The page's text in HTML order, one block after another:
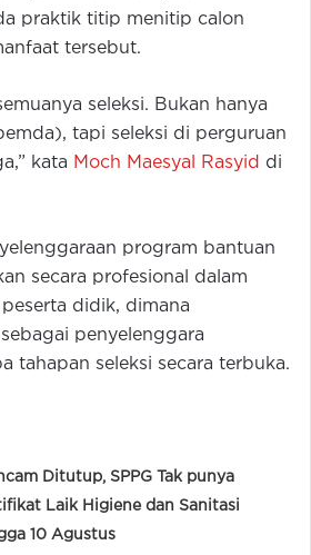
praktik titip menitip calon
tersebut.
seleksi. Bukan hanya
tapi seleksi di perguruan
kata
Moch Maesyal Rasyid di
program bantuan
secara profesional dalam
didik, dimana
penyelenggara
tahapan seleksi secara terbuka.
Ditutup, SPPG Tak punya
Laik Higiene dan Sanitasi
10 Agustus